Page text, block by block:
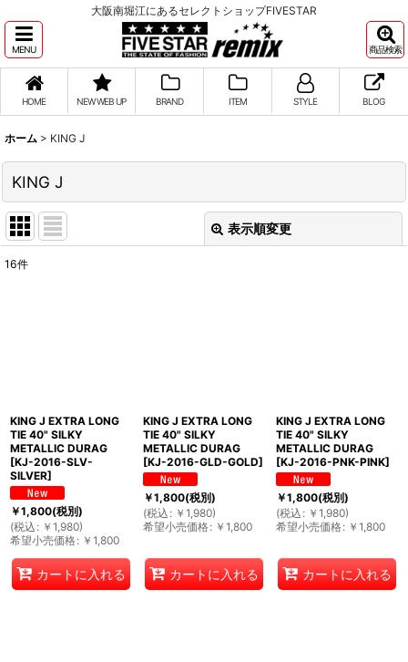
大阪南堀江にあるセレクトショップFIVESTAR
MENU 商品検索
HOME NEW WEB UP BRAND ITEM STYLE BLOG
ホーム > KING J
KING J
表示順変更
絞り込む
16件
KING J EXTRA LONG
TIE 40" SILKY
METALLIC DURAG
[KJ-2016-SLV-
SILVER]
￥1,800(税別)
(税込 : ￥ 1,980)
希望小売価格: ￥ 1,800
カートに入れる
KING J EXTRA LONG
TIE 40" SILKY
METALLIC DURAG
[KJ-2016-GLD-GOLD]
￥1,800(税別)
(税込 : ￥ 1,980)
希望小売価格: ￥ 1,800
カートに入れる
KING J EXTRA LONG
TIE 40" SILKY
METALLIC DURAG
[KJ-2016-PNK-PINK]
￥1,800(税別)
(税込 : ￥ 1,980)
希望小売価格: ￥ 1,800
カートに入れる